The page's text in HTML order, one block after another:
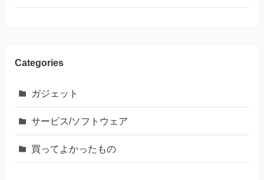
Categories
ガジェット
サービス/ソフトウェア
買ってよかったもの